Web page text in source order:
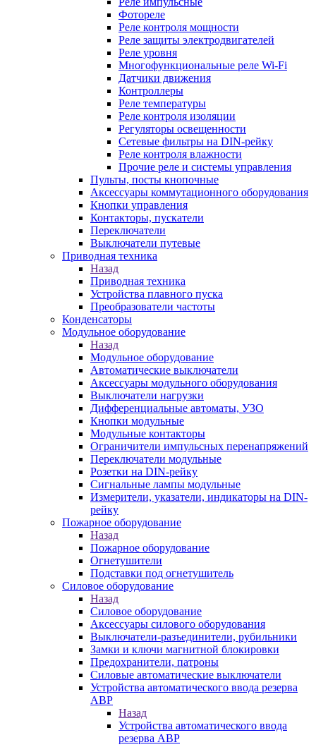
Фотореле
Реле контроля мощности
Реле защиты электродвигателей
Реле уровня
Многофункциональные реле Wi-Fi
Датчики движения
Контроллеры
Реле температуры
Реле контроля изоляции
Регуляторы освещенности
Сетевые фильтры на DIN-рейку
Реле контроля влажности
Прочие реле и системы управления
Пульты, посты кнопочные
Аксессуары коммутационного оборудования
Кнопки управления
Контакторы, пускатели
Переключатели
Выключатели путевые
Приводная техника
Назад
Приводная техника
Устройства плавного пуска
Преобразователи частоты
Конденсаторы
Модульное оборудование
Назад
Модульное оборудование
Автоматические выключатели
Аксессуары модульного оборудования
Выключатели нагрузки
Дифференциальные автоматы, УЗО
Кнопки модульные
Модульные контакторы
Ограничители импульсных перенапряжений
Переключатели модульные
Розетки на DIN-рейку
Сигнальные лампы модульные
Измерители, указатели, индикаторы на DIN-
рейку
Пожарное оборудование
Назад
Пожарное оборудование
Огнетушители
Подставки под огнетушитель
Силовое оборудование
Назад
Силовое оборудование
Аксессуары силового оборудования
Выключатели-разъединители, рубильники
Замки и ключи магнитной блокировки
Предохранители, патроны
Силовые автоматические выключатели
Устройства автоматического ввода резерва
АВР
Назад
Устройства автоматического ввода
резерва АВР